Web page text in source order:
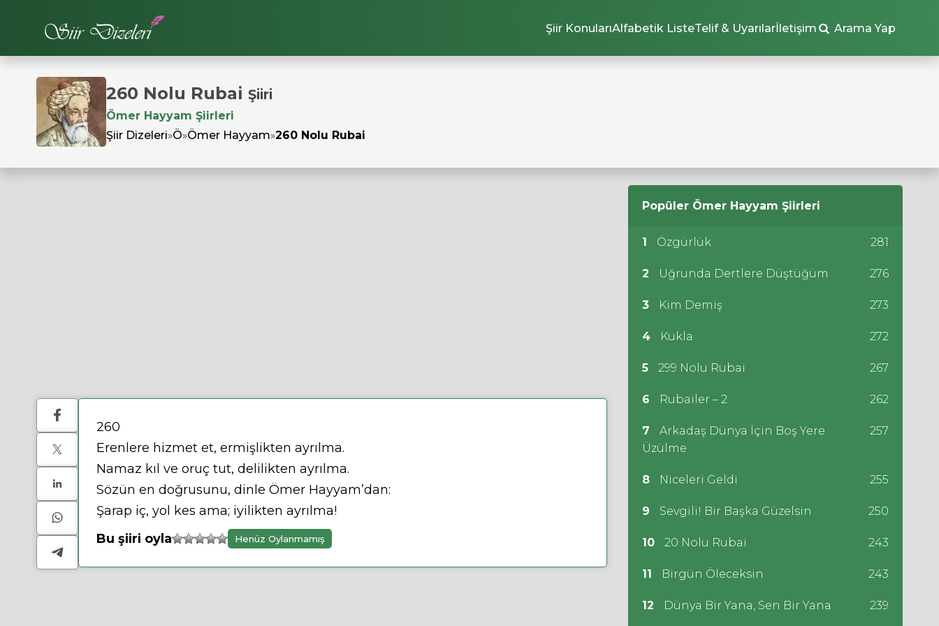
Şiir KonularıAlfabetik ListeTelif & Uyarılarİletişim Arama Yap
260 Nolu Rubai Şiiri
Ömer Hayyam Şiirleri
Şiir Dizeleri»Ö»Ömer Hayyam»260 Nolu Rubai
260
Erenlere hizmet et, ermişlikten ayrılma.
Namaz kıl ve oruç tut, delilikten ayrılma.
Sözün en doğrusunu, dinle Ömer Hayyam’dan:
Şarap iç, yol kes ama; iyilikten ayrılma!
Bu şiiri oyla
Henüz Oylanmamış
Popüler Ömer Hayyam Şiirleri
1 Özgürlük 281
2 Uğrunda Dertlere Düştüğüm 276
3 Kim Demiş 273
4 Kukla 272
5 299 Nolu Rubai 267
6 Rubailer – 2 262
7
Arkadaş Dünya İçin Boş Yere
Üzülme
257
8 Niceleri Geldi 255
9 Sevgili! Bir Başka Güzelsin 250
10 20 Nolu Rubai 243
11 Birgün Öleceksin 243
12 Dünya Bir Yana, Sen Bir Yana 239